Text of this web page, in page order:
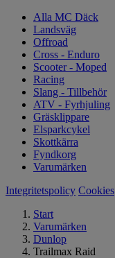
Alla MC Däck
Landsväg
Offroad
Cross - Enduro
Scooter - Moped
Racing
Slang - Tillbehör
ATV - Fyrhjuling
Gräsklippare
Elsparkcykel
Skottkärra
Fyndkorg
Varumärken
Integritetspolicy Cookies
Start
Varumärken
Dunlop
Trailmax Raid